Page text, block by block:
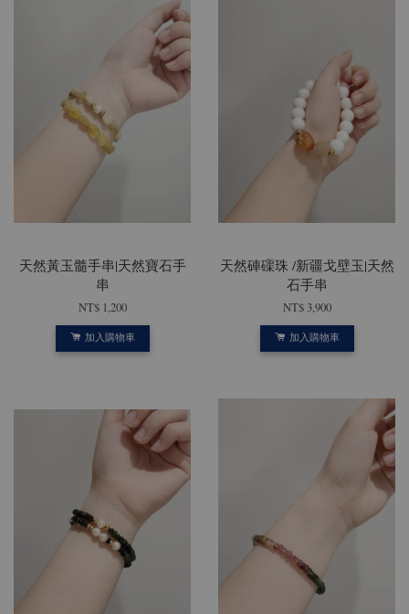
天然黃玉髓手串|天然寶石手
串
NT$ 1,200
加入購物車
天然硨磲珠 /新疆戈壁玉|天然
石手串
NT$ 3,900
加入購物車